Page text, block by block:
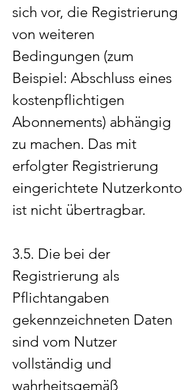
sich vor, die Registrierung
von weiteren
Bedingungen (zum
Beispiel: Abschluss eines
kostenpflichtigen
Abonnements) abhängig
zu machen. Das mit
erfolgter Registrierung
eingerichtete Nutzerkonto
ist nicht übertragbar.
3.5. Die bei der
Registrierung als
Pflichtangaben
gekennzeichneten Daten
sind vom Nutzer
vollständig und
wahrheitsgemäß